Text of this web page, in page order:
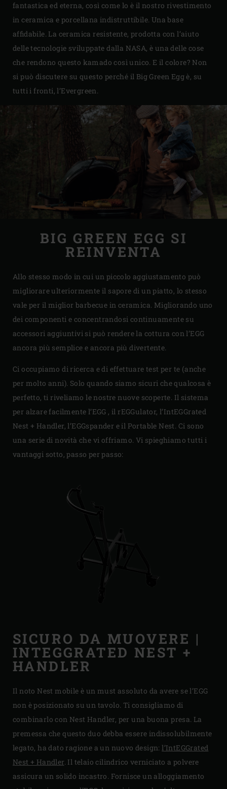
fantastica ed eterna, così come lo è il nostro rivestimento
in ceramica e porcellana indistruttibile. Una base
affidabile. La ceramica resistente, prodotta con l’aiuto
delle tecnologie sviluppate dalla NASA, è una delle cose
che rendono questo kamado così unico. E il colore? Non
si può discutere su questo perché il Big Green Egg è, su
tutti i fronti, l’Evergreen.
BIG GREEN EGG SI
REINVENTA
Allo stesso modo in cui un piccolo aggiustamento può
migliorare ulteriormente il sapore di un piatto, lo stesso
vale per il miglior barbecue in ceramica. Migliorando uno
dei componenti e concentrandosi continuamente su
accessori aggiuntivi si può rendere la cottura con l’EGG
ancora più semplice e ancora più divertente.
Ci occupiamo di ricerca e di effettuare test per te (anche
per molto anni). Solo quando siamo sicuri che qualcosa è
perfetto, ti riveliamo le nostre nuove scoperte. Il sistema
per alzare facilmente l’EGG , il rEGGulator, l’IntEGGrated
Nest + Handler, l’EGGspander e il Portable Nest. Ci sono
una serie di novità che vi offriamo. Vi spieghiamo tutti i
vantaggi sotto, passo per passo:
SICURO DA MUOVERE |
INTEGGRATED NEST +
HANDLER
Il noto Nest mobile è un must assoluto da avere se l’EGG
non è posizionato su un tavolo. Ti consigliamo di
combinarlo con Nest Handler, per una buona presa. La
premessa che questo duo debba essere indissolubilmente
legato, ha dato ragione a un nuovo design:l’IntEGGrated
Nest + Handler. Il telaio cilindrico verniciato a polvere
assicura un solido incastro. Fornisce un alloggiamento